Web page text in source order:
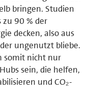
bringen. Studien
zu 90 % der
decken, also aus
ungenutzt bliebe.
somit nicht nur
sein, die helfen,
und CO₂-